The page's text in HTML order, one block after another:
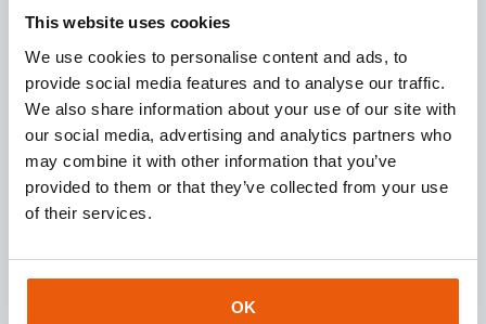
This website uses cookies
We use cookies to personalise content and ads, to
provide social media features and to analyse our traffic.
We also share information about your use of our site with
our social media, advertising and analytics partners who
may combine it with other information that you’ve
provided to them or that they’ve collected from your use
of their services.
OK
simchips waarmee u drie maanden kosteloos 100
mb kunt testen.
Aanvragen
Bent u op zoek naar een geschikte IoT partner voor
uw bedrijfsactiviteiten? Download dan deze